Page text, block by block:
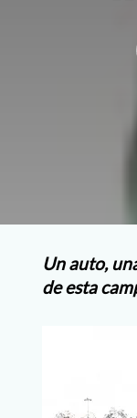
Un auto,
de esta